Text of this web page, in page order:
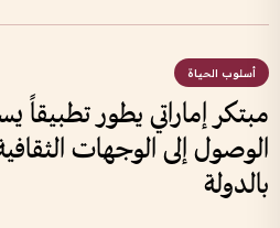
أسلوب الحياة
مبتكر إماراتي يطور تطبيقاً
الوصول إلى الوجهات
بالدولة